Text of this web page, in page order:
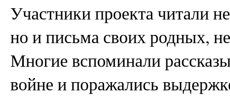
Участники проекта читали
но и письма своих родных,
Многие вспоминали
войне и поражались